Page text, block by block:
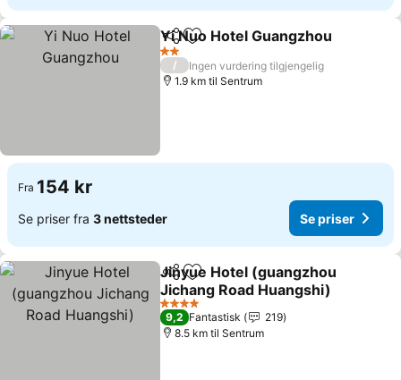
Del Legg til i favoritter
Yi Nuo Hotel Guangzhou
2 Stjerner
/
Ingen vurdering tilgjengelig
1.9 km til Sentrum
Fra 154 kr
Se priser fra 3 nettsteder Se priser
Del Legg til i favoritter
Jinyue Hotel (guangzhou
Jichang Road Huangshi)
4 Stjerner
9,2 Fantastisk
219
8.5 km til Sentrum